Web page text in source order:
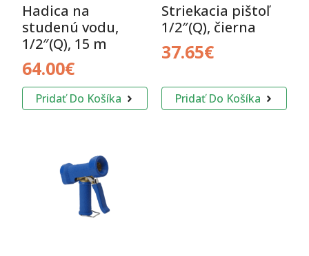
Hadica na
studenú vodu,
1/2″(Q), 15 m
64.00€
Pridať Do Košíka
Striekacia pištoľ
1/2″(Q), čierna
37.65€
Pridať Do Košíka